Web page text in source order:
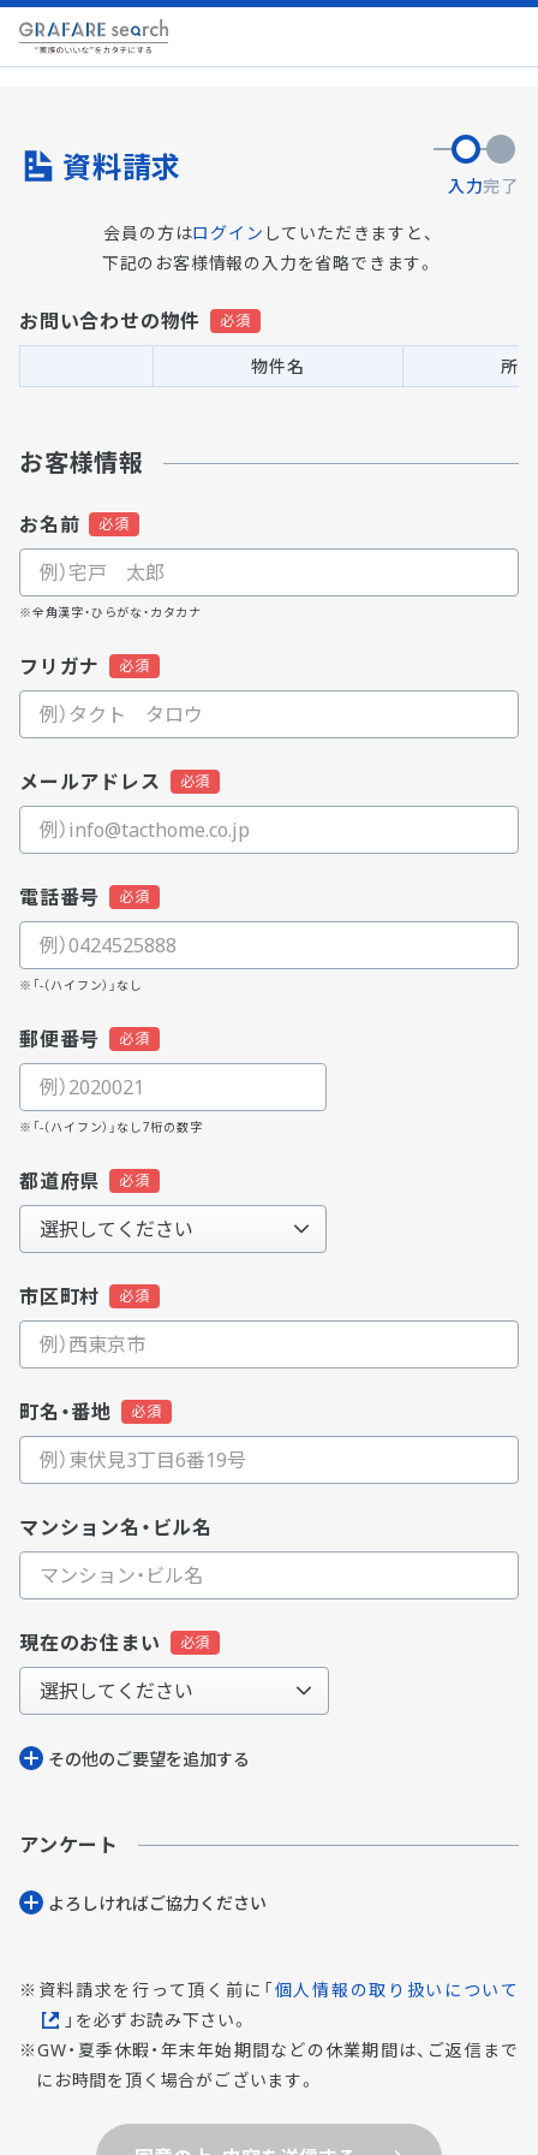
資料請求 入力完了
会員の方はログイン していただきますと、
下記のお客様情報の入力を省略できます。
お問い合わせの物件
物件名 所
お客様情報
お名前
※全角漢字・ひらがな・カタカナ
フリガナ
メールアドレス
電話番号
※「-（ハイフン）」なし
郵便番号
※「-（ハイフン）」なし7桁の数字
都道府県
市区町村
町名・番地
マンション名・ビル名
現在のお住まい
その他のご要望を追加する
アンケート
よろしければご協⼒ください
資料請求を行って頂く前に「個人情報の取り扱いについて
」を必ずお読み下さい。
GW・夏季休暇・年末年始期間などの休業期間は、ご返信まで
にお時間を頂く場合がございます。